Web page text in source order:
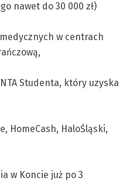
nawet do 30 000 zł)
w centrach
Studenta, który uzyska
HomeCash, HaloŚląski,
w Koncie już po 3